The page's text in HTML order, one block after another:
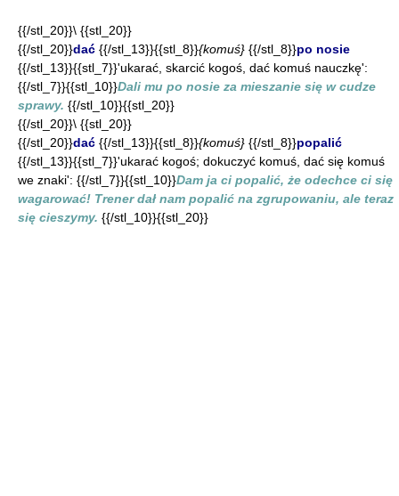
{{/stl_20}}\ {{stl_20}}
{{/stl_20}}dać {{/stl_13}}{{stl_8}}{komuś} {{/stl_8}}po nosie
{{/stl_13}}{{stl_7}}'ukarać, skarcić kogoś, dać komuś nauczkę':
{{/stl_7}}{{stl_10}}Dali mu po nosie za mieszanie się w cudze
sprawy. {{/stl_10}}{{stl_20}}
{{/stl_20}}\ {{stl_20}}
{{/stl_20}}dać {{/stl_13}}{{stl_8}}{komuś} {{/stl_8}}popalić
{{/stl_13}}{{stl_7}}'ukarać kogoś; dokuczyć komuś, dać się komuś
we znaki': {{/stl_7}}{{stl_10}}Dam ja ci popalić, że odechce ci się
wagarować! Trener dał nam popalić na zgrupowaniu, ale teraz
się cieszymy. {{/stl_10}}{{stl_20}}